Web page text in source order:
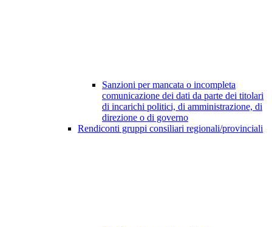
Sanzioni per mancata o incompleta
comunicazione dei dati da parte dei titolari
di incarichi politici, di amministrazione, di
direzione o di governo
Rendiconti gruppi consiliari regionali/provinciali